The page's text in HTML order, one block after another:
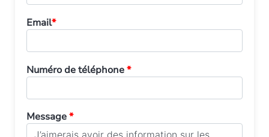
Email*
Numéro de téléphone*
Message*